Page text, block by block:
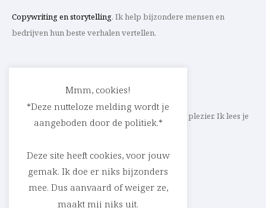
Copywriting en storytelling. Ik help bijzondere mensen en
bedrijven hun beste verhalen vertellen.
Schrijf ik straks mee aan jouw verhaal? Met veel plezier. Ik lees je
heel graag op
cedric@parlevink.be
SOCIAL
Mmm, cookies!
*Deze nutteloze melding wordt je
aangeboden door de politiek.*
Deze site heeft cookies, voor jouw
gemak. Ik doe er niks bijzonders
mee. Dus aanvaard of weiger ze,
maakt mij niks uit.